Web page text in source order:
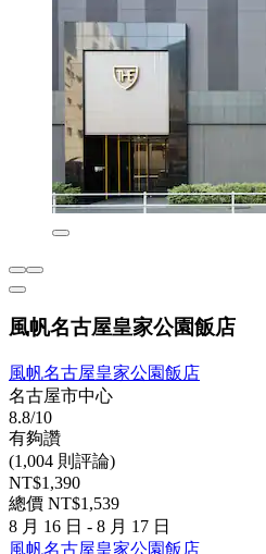
風帆名古屋皇家公園飯店
風帆名古屋皇家公園飯店
名古屋市中心
8.8/10
有夠讚
(1,004 則評論)
NT$1,390
總價 NT$1,539
8 月 16 日 - 8 月 17 日
風帆名古屋皇家公園飯店